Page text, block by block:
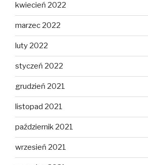
kwiecień 2022
marzec 2022
luty 2022
styczeń 2022
grudzień 2021
listopad 2021
październik 2021
wrzesień 2021